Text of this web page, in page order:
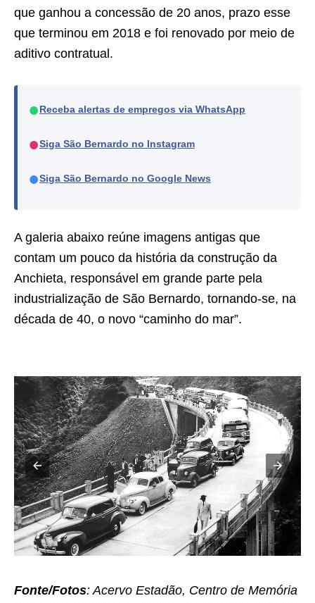
que ganhou a concessão de 20 anos, prazo esse
que terminou em 2018 e foi renovado por meio de
aditivo contratual.
● Receba alertas de empregos via WhatsApp
●Siga São Bernardo no Instagram
●Siga São Bernardo no Google News
A galeria abaixo reúne imagens antigas que
contam um pouco da história da construção da
Anchieta, responsável em grande parte pela
industrialização de São Bernardo, tornando-se, na
década de 40, o novo “caminho do mar”.
Fonte/Fotos: Acervo Estadão, Centro de Memória